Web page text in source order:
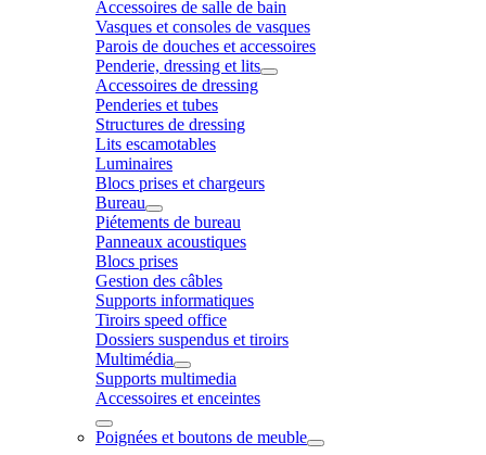
Accessoires de salle de bain
Vasques et consoles de vasques
Parois de douches et accessoires
Penderie, dressing et lits
Accessoires de dressing
Penderies et tubes
Structures de dressing
Lits escamotables
Luminaires
Blocs prises et chargeurs
Bureau
Piétements de bureau
Panneaux acoustiques
Blocs prises
Gestion des câbles
Supports informatiques
Tiroirs speed office
Dossiers suspendus et tiroirs
Multimédia
Supports multimedia
Accessoires et enceintes
Poignées et boutons de meuble